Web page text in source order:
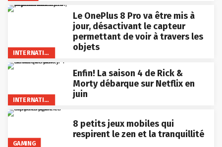
INTERNATIONAL
Le OnePlus 8 Pro va être mis à
jour, désactivant le capteur
permettant de voir à travers les
objets
INTERNATIONAL
Enfin! La saison 4 de Rick &
Morty débarque sur Netflix en
juin
GAMING
8 petits jeux mobiles qui
respirent le zen et la tranquillité